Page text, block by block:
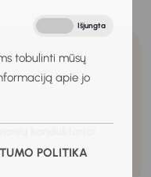
Išjungta
tobulinti mūsų
apie jo
POLITIKA